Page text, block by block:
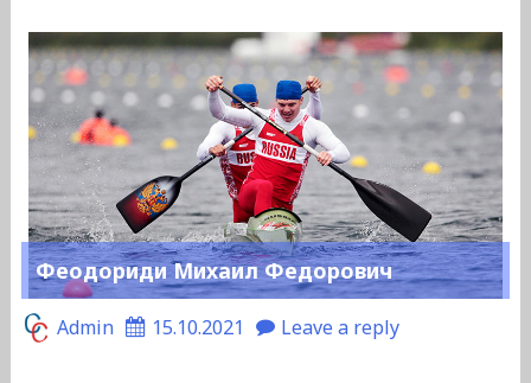
Феодориди Михаил Федорович
Admin 15.10.2021 Leave a reply